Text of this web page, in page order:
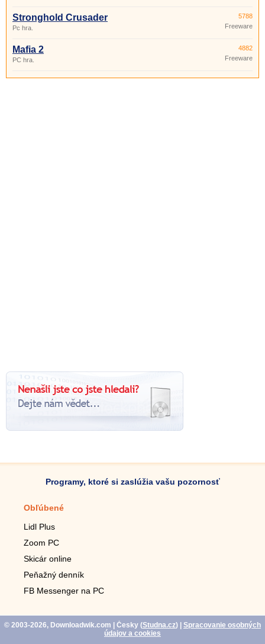
Stronghold Crusader
Pc hra.
5788
Freeware
Mafia 2
PC hra.
4882
Freeware
Programy, ktoré si zaslúžia vašu pozornosť
Obľúbené
Lidl Plus
Zoom PC
Skicár online
Peňažný denník
FB Messenger na PC
© 2003-2026, Downloadwik.com | Česky (Studna.cz)
Spracovanie osobných
údajov a cookies